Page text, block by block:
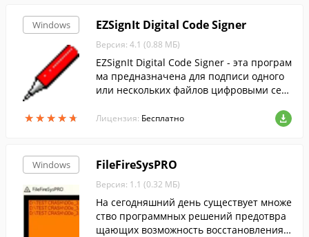
Windows
★★★★★
★★★★★
EZSignIt Digital Code Signer
Версия: 4.1 (0.88 МБ)
EZSignIt Digital Code Signer - эта програм
ма предназначена для подписи одного
или нескольких файлов цифровыми сер
Лицензия: Бесплатно
Windows FileFireSysPRO
Версия: 1.1 (0.32 МБ)
На сегодняшний день существует множе
ство программных решений предотвра
щающих возможность восстановления у